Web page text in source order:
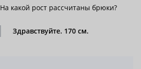
На какой рост рассчитаны брюки?
Здравствуйте. 170 см.